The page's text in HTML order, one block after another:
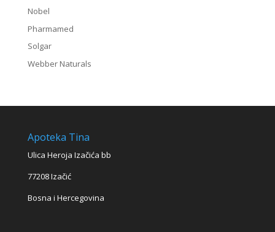
Nobel
Pharmamed
Solgar
Webber Naturals
Apoteka Tina
Ulica Heroja Izačića bb
77208 Izačić
Bosna i Hercegovina